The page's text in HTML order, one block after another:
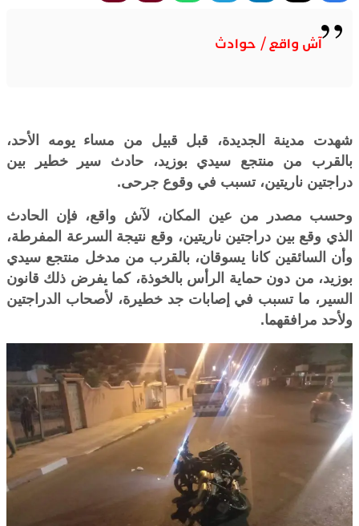
آش واقع / حوادث
شهدت مدينة الجديدة، قبل قبيل من مساء يومه الأحد،
بالقرب من منتجع سيدي بوزيد، حادث سير خطير بين
دراجتين ناريتين، تسبب في وقوع جرحى.
وحسب مصدر من عين المكان، لآش واقع، فإن الحادث
الذي وقع بين دراجتين ناريتين، وقع نتيجة السرعة المفرطة،
وأن السائقين كانا يسوقان، بالقرب من مدخل منتجع سيدي
بوزيد، من دون حماية الرأس بالخوذة، كما يفرض ذلك قانون
السير، ما تسبب في إصابات جد خطيرة، لأصحاب الدراجتين
ولأحد مرافقهما.